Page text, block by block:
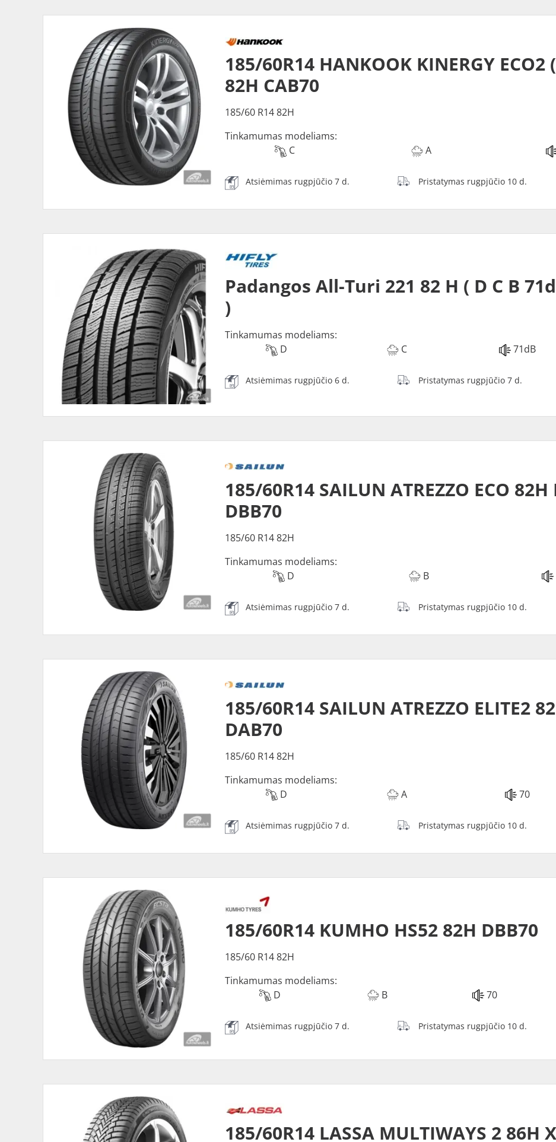
185/60R14 HANKOOK KINERGY ECO2
82H CAB70
185/60 R14 82H
Tinkamumas modeliams:
C
A
Atsiėmimas rugpjūčio 7 d. Pristatymas rugpjūčio 10 d.
Padangos All-Turi 221 82 H ( D C B
)
Tinkamumas modeliams:
D
C 71dB
Atsiėmimas rugpjūčio 6 d. Pristatymas rugpjūčio 7 d.
185/60R14 SAILUN ATREZZO ECO 82H
DBB70
185/60 R14 82H
Tinkamumas modeliams:
D
B
Atsiėmimas rugpjūčio 7 d. Pristatymas rugpjūčio 10 d.
185/60R14 SAILUN ATREZZO ELITE2
DAB70
185/60 R14 82H
Tinkamumas modeliams:
D
A 70
Atsiėmimas rugpjūčio 7 d. Pristatymas rugpjūčio 10 d.
185/60R14 KUMHO HS52 82H DBB70
185/60 R14 82H
Tinkamumas modeliams:
D
B 70
Atsiėmimas rugpjūčio 7 d. Pristatymas rugpjūčio 10 d.
185/60R14 LASSA MULTIWAYS 2 86H